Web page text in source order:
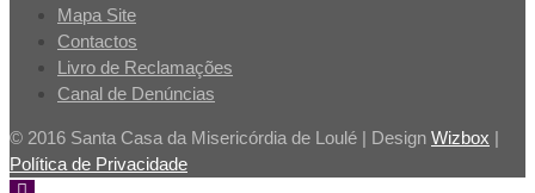
Mapa Site
Contactos
Livro de Reclamações
Canal de Denúncias
© 2016 Santa Casa da Misericórdia de Loulé | Design Wizbox |
Política de Privacidade